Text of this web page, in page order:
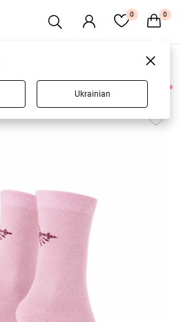
0 0
37 товарів
Ukrainian